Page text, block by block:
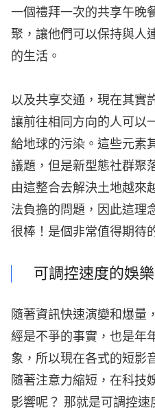
一個禮拜一次的共享午晚
聚，讓他們可以保持與人
的生活。
以及共享交通，現在其實
讓前往相同方向的人可以
給地球的污染。這些元素
議題，但是新型態社群聚
由這整合去解決土地越來
法負擔的問題，因此這理
很棒！是個非常值得期待
可調控速度的娛
隨著資訊快速演變和爆量
經是不爭的事實，也是年
象，所以現在各式的短影
隨著注意力縮短，在科技
影響呢？ 那就是可調控速